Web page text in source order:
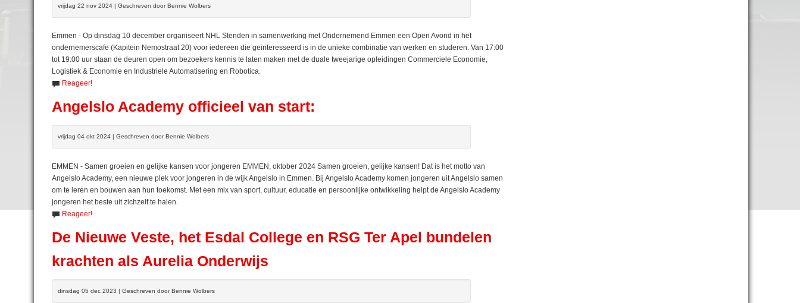
vrijdag 22 nov 2024 | Geschreven door Bennie Wolbers
Emmen - Op dinsdag 10 december organiseert NHL Stenden in samenwerking met Ondernemend Emmen een Open Avond in het
ondernemerscafe (Kapitein Nemostraat 20) voor iedereen die geinteresseerd is in de unieke combinatie van werken en studeren. Van 17:00
tot 19:00 uur staan de deuren open om bezoekers kennis te laten maken met de duale tweejarige opleidingen Commerciele Economie,
Logistiek & Economie en Industriele Automatisering en Robotica.
Reageer!
Angelslo Academy officieel van start:
vrijdag 04 okt 2024 | Geschreven door Bennie Wolbers
EMMEN - Samen groeien en gelijke kansen voor jongeren EMMEN, oktober 2024 Samen groeien, gelijke kansen! Dat is het motto van
Angelslo Academy, een nieuwe plek voor jongeren in de wijk Angelslo in Emmen. Bij Angelslo Academy komen jongeren uit Angelslo samen
om te leren en bouwen aan hun toekomst. Met een mix van sport, cultuur, educatie en persoonlijke ontwikkeling helpt de Angelslo Academy
jongeren het beste uit zichzelf te halen.
Reageer!
De Nieuwe Veste, het Esdal College en RSG Ter Apel bundelen
krachten als Aurelia Onderwijs
dinsdag 05 dec 2023 | Geschreven door Bennie Wolbers